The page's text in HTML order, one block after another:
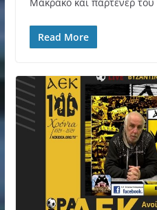
Read More